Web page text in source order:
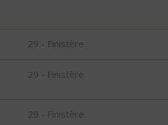
29 - Finistère
29 - Finistère
29 - Finistère